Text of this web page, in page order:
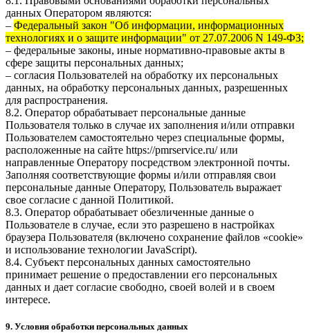
данных Оператором являются:
– Федеральный закон "Об информации, информационных
технологиях и о защите информации" от 27.07.2006 N 149-ФЗ;
– федеральные законы, иные нормативно-правовые акты в
сфере защиты персональных данных;
– согласия Пользователей на обработку их персональных
данных, на обработку персональных данных, разрешенных
для распространения.
8.2. Оператор обрабатывает персональные данные
Пользователя только в случае их заполнения и/или отправки
Пользователем самостоятельно через специальные формы,
расположенные на сайте https://pmrservice.ru/или
направленные Оператору посредством электронной почты.
Заполняя соответствующие формы и/или отправляя свои
персональные данные Оператору, Пользователь выражает
свое согласие с данной Политикой.
8.3. Оператор обрабатывает обезличенные данные о
Пользователе в случае, если это разрешено в настройках
браузера Пользователя (включено сохранение файлов «cookie»
и использование технологии JavaScript).
8.4. Субъект персональных данных самостоятельно
принимает решение о предоставлении его персональных
данных и дает согласие свободно, своей волей и в своем
интересе.
9. Условия обработки персональных данных